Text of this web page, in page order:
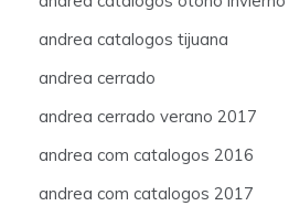
andrea catalogos tijuana
andrea cerrado
andrea cerrado verano 2017
andrea com catalogos 2016
andrea com catalogos 2017